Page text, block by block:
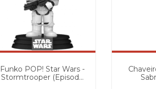
Funko POP! Star Wars -
Stormtrooper (Episode